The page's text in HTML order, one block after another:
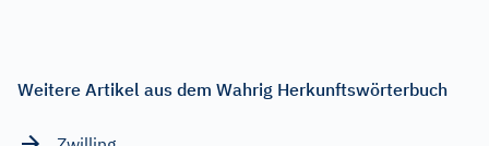
Weitere Artikel aus dem Wahrig Herkunftswörterbuch